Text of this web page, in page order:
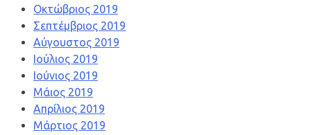
Οκτώβριος 2019
Σεπτέμβριος 2019
Αύγουστος 2019
Ιούλιος 2019
Ιούνιος 2019
Μάιος 2019
Απρίλιος 2019
Μάρτιος 2019